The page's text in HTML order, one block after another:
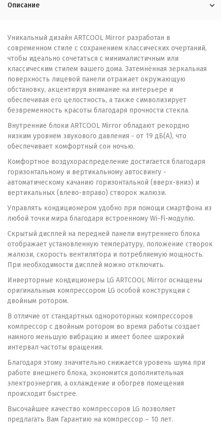
Описание
Уникальный дизайн ARTCOOL Mirror разработан в
современном стиле с сохранением классических очертаний,
чтобы идеально сочетаться с минималистичным или
классическим стилем вашего дома. Затемнённая зеркальная
поверхность лицевой панели отражает окружающую
обстановку, акцентируя внимание на интерьере и
обеспечивая его целостность, а также символизирует
безвременность красоты благодаря прочности стекла.
Внутренние блоки ARTCOOL Mirror обладают рекордно
низким уровнем звукового давления - от 19 дБ(А), что
обеспечивает комфортный сон ночью.
Комфортное воздухораспределение достигается благодаря
горизонтальному и вертикальному автосвингу -
автоматическому качанию горизонтальной (вверх-вниз) и
вертикальных (влево-вправо) створок жалюзи.
Управлять кондиционером удобно при помощи смартфона из
любой точки мира благодаря встроенному Wi-Fi-модулю.
Скрытый дисплей на передней панели внутреннего блока
отображает установленную температуру, положение створок
жалюзи, скорость вентилятора и потребляемую мощность.
При необходимости дисплей можно отключить.
Инверторные кондиционеры LG ARTCOOL Mirror оснащены
оригинальным компрессором LG особой конструкции с
двойным ротором.
В отличие от стандартных однороторных компрессоров
компрессор с двойным ротором во время работы создает
намного меньшую вибрацию и имеет более широкий
интервал частоты вращения.
Благодаря этому значительно снижается уровень шума при
работе внешнего блока, экономится дополнительная
электроэнергия, а охлаждение и обогрев помещения
происходит быстрее.
Высочайшее качество компрессоров LG позволяет
предлагать Вам Гарантию на компрессор – 10 лет.